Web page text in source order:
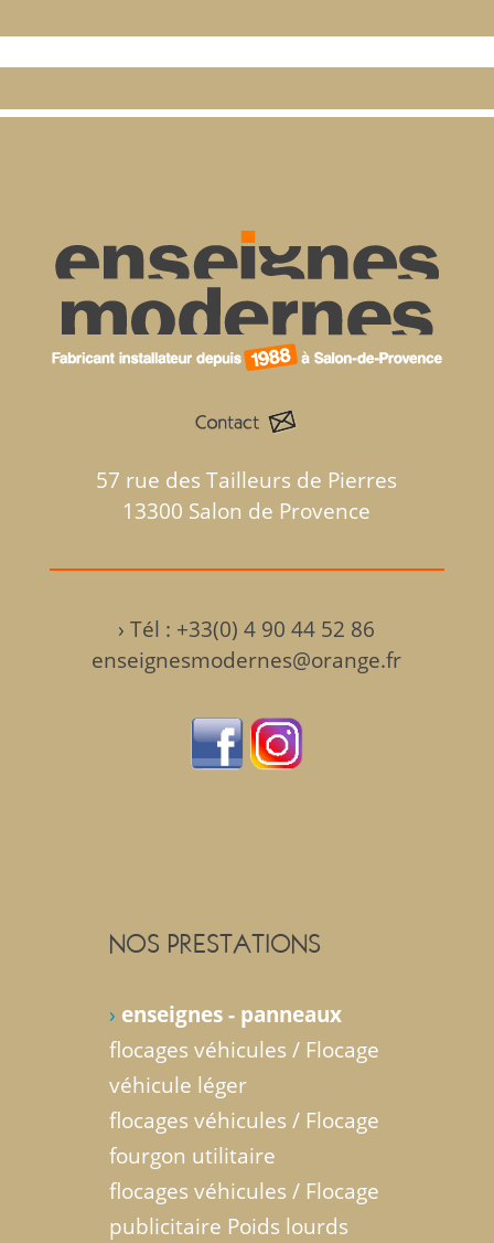
57 rue des Tailleurs de Pierres
13300 Salon de Provence
› Tél : +33(0) 4 90 44 52 86
enseignesmodernes@orange.fr
NOS PRESTATIONS
› enseignes - panneaux
flocages véhicules / Flocage
véhicule léger
flocages véhicules / Flocage
fourgon utilitaire
flocages véhicules / Flocage
publicitaire Poids lourds